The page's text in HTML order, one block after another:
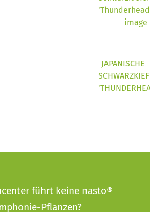
JAPANISCHE
führt keine nasto®
Pflanzen?